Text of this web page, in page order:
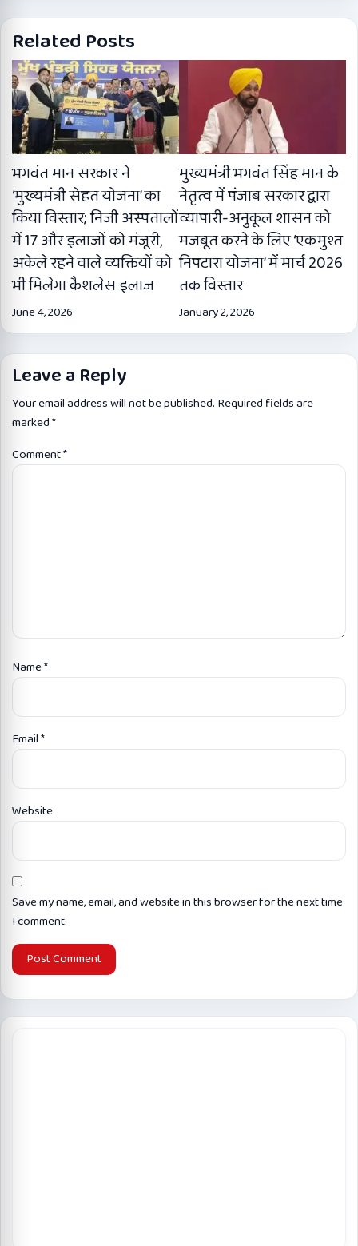
Related Posts
भगवंत मान सरकार ने
‘मुख्यमंत्री सेहत योजना’ का
किया विस्तार; निजी अस्पतालों
में 17 और इलाजों को मंजूरी,
अकेले रहने वाले व्यक्तियों को
भी मिलेगा कैशलेस इलाज
June 4, 2026
मुख्यमंत्री भगवंत सिंह मान के
नेतृत्व में पंजाब सरकार द्वारा
व्यापारी-अनुकूल शासन को
मजबूत करने के लिए ‘एकमुश्त
निपटारा योजना’ में मार्च 2026
तक विस्तार
January 2, 2026
Leave a Reply
Your email address will not be published. Required fields are
marked*
Comment*
Name*
Email*
Website
Save my name, email, and website in this browser for the next time
I comment.